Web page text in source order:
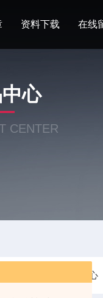
资料下载 在线
心
CENTER
产品中心